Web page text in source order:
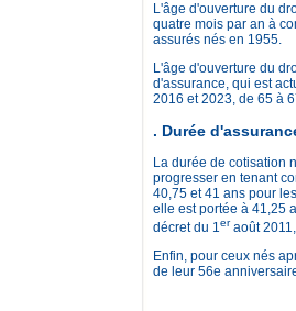
L'âge d'ouverture du
quatre mois par an à
assurés nés en 1955.
L'âge d'ouverture du
d'assurance, qui est
2016 et 2023, de 65 à
. Durée
La durée de cotisation
progresser en tenant
40,75 et 41 ans pour
elle est portée à 41,25
décret du 1er août
Enfin, pour ceux nés
de leur 56e